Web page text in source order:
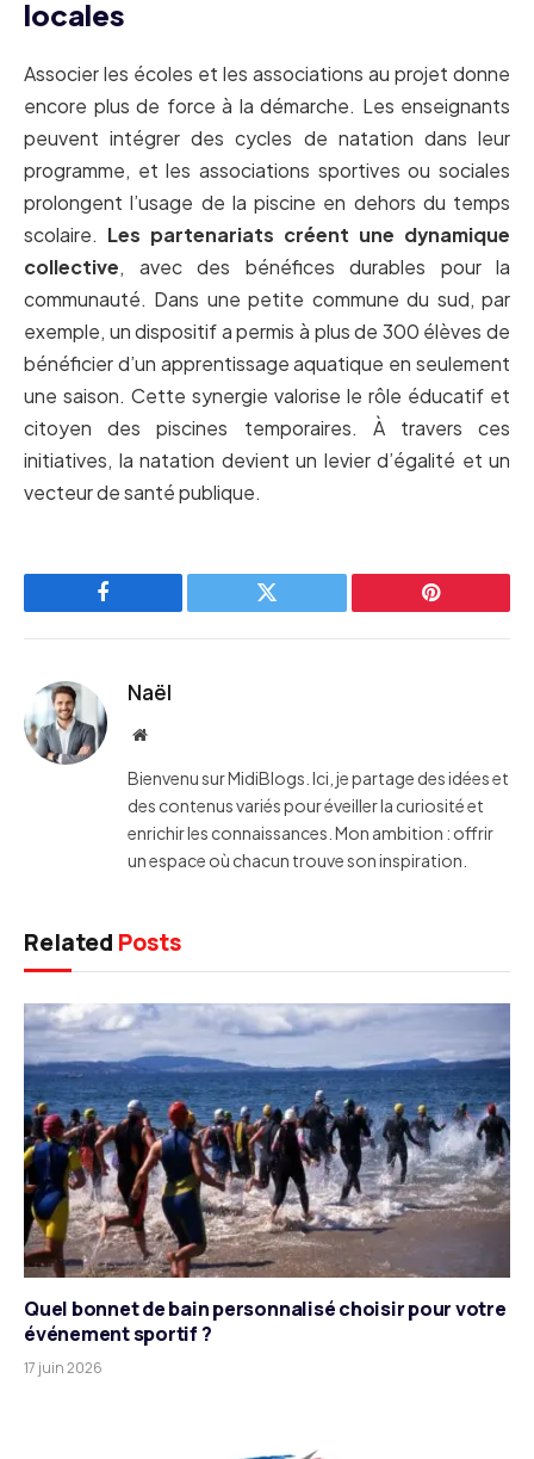
locales
Associer les écoles et les associations au projet donne
encore plus de force à la démarche. Les enseignants
peuvent intégrer des cycles de natation dans leur
programme, et les associations sportives ou sociales
prolongent l’usage de la piscine en dehors du temps
scolaire. Les partenariats créent une dynamique
collective, avec des bénéfices durables pour la
communauté. Dans une petite commune du sud, par
exemple, un dispositif a permis à plus de 300 élèves de
bénéficier d’un apprentissage aquatique en seulement
une saison. Cette synergie valorise le rôle éducatif et
citoyen des piscines temporaires. À travers ces
initiatives, la natation devient un levier d’égalité et un
vecteur de santé publique.
Facebook Twitter Pinterest
Naël
Website
Bienvenu sur MidiBlogs. Ici, je partage des idées et
des contenus variés pour éveiller la curiosité et
enrichir les connaissances. Mon ambition : offrir
un espace où chacun trouve son inspiration.
Related Posts
Quel bonnet de bain personnalisé choisir pour votre
événement sportif ?
17 juin 2026